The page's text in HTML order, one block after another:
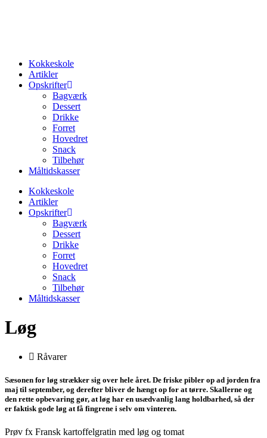
Kokkeskole
Artikler
Opskrifter
Bagværk
Dessert
Drikke
Forret
Hovedret
Snack
Tilbehør
Måltidskasser
Kokkeskole
Artikler
Opskrifter
Bagværk
Dessert
Drikke
Forret
Hovedret
Snack
Tilbehør
Måltidskasser
Løg
Råvarer
Sæsonen for løg strækker sig over hele året. De friske pibler op ad jorden fra
maj til september, og derefter bliver de hængt op for at tørre. Skallerne og
den rette opbevaring gør, at løg har en usædvanlig lang holdbarhed, så der
er faktisk gode løg at få fingrene i selv om vinteren.
Prøv fx Fransk kartoffelgratin med løg og tomat